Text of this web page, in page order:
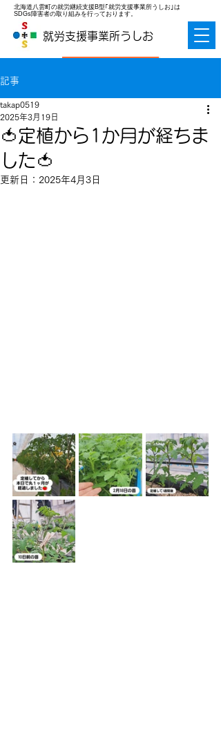
北海道八雲町の就労継続支援B型｢就労支援事業所うしお｣は
SDGs障害者の取り組みを行っております。
就労支援事業所うしお
記事
🍅定植から1か月が経ちま
した🍅
takap0519
2025年3月19日
更新日： 2025年4月3日